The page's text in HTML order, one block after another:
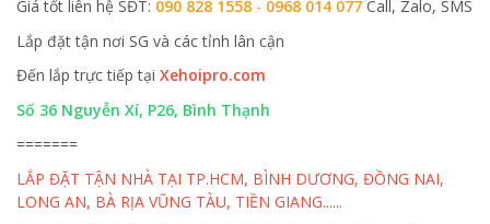
Giá tốt liên hệ SĐT: 090 828 1558 - 0968 014 077 Call, Zalo, SMS
Lắp đặt tận nơi SG và các tỉnh lân cận
Đến lắp trực tiếp tại Xehoipro.com
Số 36 Nguyễn Xí, P26, Bình Thạnh
=======
LẮP ĐẶT TẬN NHÀ TẠI TP.HCM, BÌNH DƯƠNG, ĐỒNG NAI,
LONG AN, BÀ RỊA VŨNG TÀU, TIỀN GIANG......